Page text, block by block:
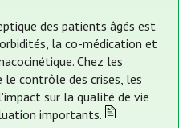
des patients âgés est
la co-médication et
Chez les
le contrôle des crises, les
sur la qualité de vie
importants.